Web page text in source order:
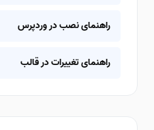
راهنمای نصب در وردپرس
راهنمای تغییرات در قالب